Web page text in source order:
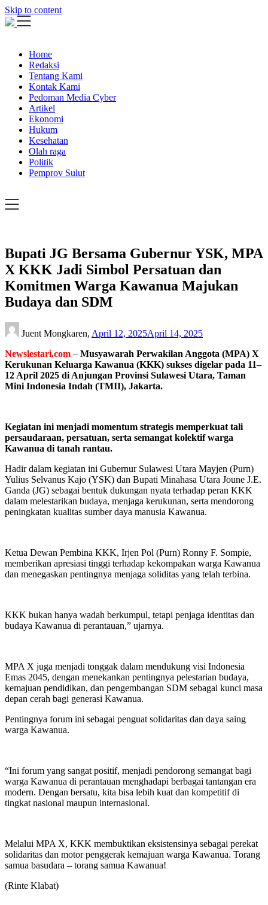
Skip to content
Home
Redaksi
Tentang Kami
Kontak Kami
Pedoman Media Cyber
Artikel
Ekonomi
Hukum
Kesehatan
Olah raga
Politik
Pemprov Sulut
Bupati JG Bersama Gubernur YSK, MPA
X KKK Jadi Simbol Persatuan dan
Komitmen Warga Kawanua Majukan
Budaya dan SDM
Juent Mongkaren, April 12, 2025April 14, 2025
Newslestari.com – Musyawarah Perwakilan Anggota (MPA) X
Kerukunan Keluarga Kawanua (KKK) sukses digelar pada 11–
12 April 2025 di Anjungan Provinsi Sulawesi Utara, Taman
Mini Indonesia Indah (TMII), Jakarta.
Kegiatan ini menjadi momentum strategis memperkuat tali
persaudaraan, persatuan, serta semangat kolektif warga
Kawanua di tanah rantau.
Hadir dalam kegiatan ini Gubernur Sulawesi Utara Mayjen (Purn)
Yulius Selvanus Kajo (YSK) dan Bupati Minahasa Utara Joune J.E.
Ganda (JG) sebagai bentuk dukungan nyata terhadap peran KKK
dalam melestarikan budaya, menjaga kerukunan, serta mendorong
peningkatan kualitas sumber daya manusia Kawanua.
Ketua Dewan Pembina KKK, Irjen Pol (Purn) Ronny F. Sompie,
memberikan apresiasi tinggi terhadap kekompakan warga Kawanua
dan menegaskan pentingnya menjaga soliditas yang telah terbina.
KKK bukan hanya wadah berkumpul, tetapi penjaga identitas dan
budaya Kawanua di perantauan,” ujarnya.
MPA X juga menjadi tonggak dalam mendukung visi Indonesia
Emas 2045, dengan menekankan pentingnya pelestarian budaya,
kemajuan pendidikan, dan pengembangan SDM sebagai kunci masa
depan cerah bagi generasi Kawanua.
Pentingnya forum ini sebagai penguat solidaritas dan daya saing
warga Kawanua.
“Ini forum yang sangat positif, menjadi pendorong semangat bagi
warga Kawanua di perantauan menghadapi berbagai tantangan era
modern. Dengan bersatu, kita bisa lebih kuat dan kompetitif di
tingkat nasional maupun internasional.
Melalui MPA X, KKK membuktikan eksistensinya sebagai perekat
solidaritas dan motor penggerak kemajuan warga Kawanua. Torang
samua basudara – torang samua Kawanua!
(Rinte Klabat)